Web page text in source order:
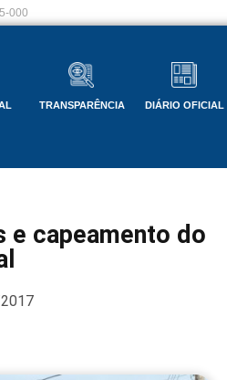
000
TRANSPARÊNCIA DIÁRIO OFICIAL
e capeamento do